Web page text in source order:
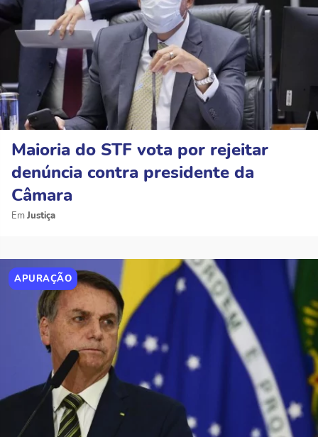
Maioria do STF vota por rejeitar
denúncia contra presidente da
Câmara
Justiça
APURAÇÃO